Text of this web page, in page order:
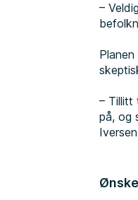
–
– Tillitt
på, og